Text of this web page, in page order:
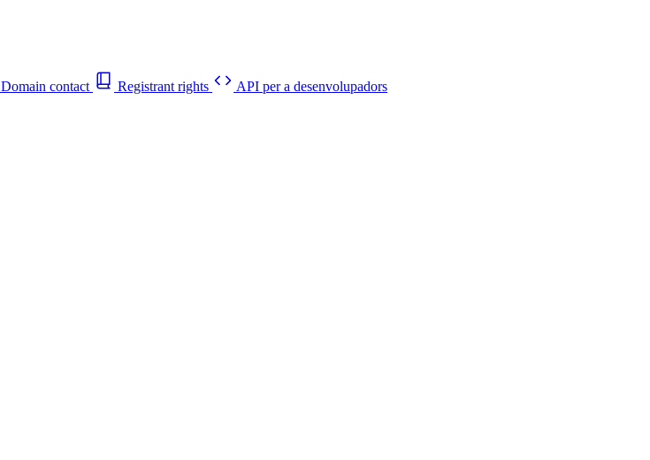
Domain contact Registrant rights API per a desenvolupadors